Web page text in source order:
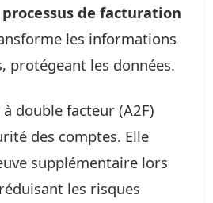
processus de facturation
les informations
protégeant les données.
double facteur (A2F)
des comptes. Elle
supplémentaire lors
les risques